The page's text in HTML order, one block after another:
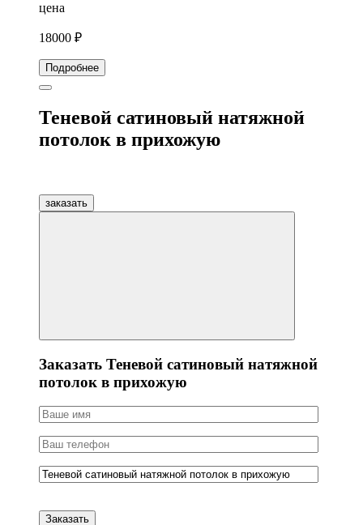
цена
18000 ₽
Подробнее
Теневой сатиновый натяжной
потолок в прихожую
заказать
Заказать Теневой сатиновый натяжной
потолок в прихожую